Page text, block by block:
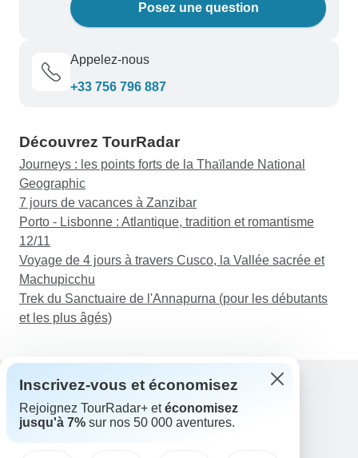
Posez une question
Appelez-nous
+33 756 796 887
Découvrez TourRadar
Journeys : les points forts de la Thaïlande National
Geographic
7 jours de vacances à Zanzibar
Porto - Lisbonne : Atlantique, tradition et romantisme
12/11
Voyage de 4 jours à travers Cusco, la Vallée sacrée et
Machupicchu
Trek du Sanctuaire de l'Annapurna (pour les débutants
et les plus âgés)
Assistance
Contactez-nous
Inscrivez-vous et économisez
Rejoignez TourRadar+ etéconomisez
jusqu'à 7% sur nos 50 000 aventures.